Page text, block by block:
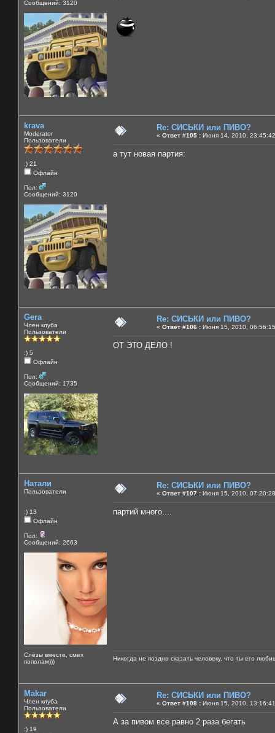
Сообщений: 3120
krava
Moderator
Пользователи
:) 21
Офлайн
Пол:
Сообщений: 3120
Re: СИСЬКИ или ПИВО?
« Ответ #105 : Июня 14, 2010,
а тут новая партия:
Gera
Член клуба
Пользователи
:) 5
Офлайн
Пол:
Сообщений: 1735
Re: СИСЬКИ или ПИВО?
« Ответ #106 : Июня 15, 2010,
ОТ ЭТО ДЕЛО !
Натали
Пользователи
:) 13
Офлайн
Пол:
Сообщений: 2663
Слёзы вместе, смех
пополам)))
Re: СИСЬКИ или ПИВО?
« Ответ #107 : Июня 15, 2010,
партий много....
Никогда не поздно сказать человеку, что ты его
Makar
Член клуба
Пользователи
:) 19
Re: СИСЬКИ или ПИВО?
« Ответ #108 : Июня 15, 2010,
А за пивом все равно 2 раза бегать